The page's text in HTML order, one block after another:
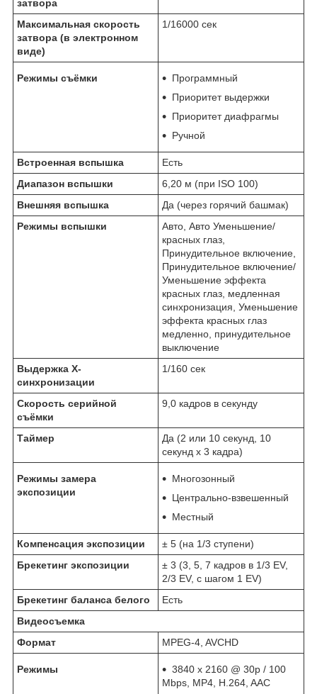
затвора
Максимальная скорость
затвора (в электронном
виде)
1/16000 сек
Режимы съёмки
Программный
Приоритет выдержки
Приоритет диафрагмы
Ручной
Встроенная вспышка
Есть
Диапазон вспышки
6,20 м (при ISO 100)
Внешняя вспышка
Да (через горячий башмак)
Режимы вспышки
Авто, Авто Уменьшение/
красных глаз,
Принудительное включение,
Принудительное включение/
Уменьшение эффекта
красных глаз, медленная
синхронизация, Уменьшение
эффекта красных глаз
медленно, принудительное
выключение
Выдержка X-
синхронизации
1/160 сек
Скорость серийной
съёмки
9,0 кадров в секунду
Таймер
Да (2 или 10 секунд, 10
секунд х 3 кадра)
Режимы замера
экспозиции
Многозонный
Центрально-взвешенный
Местный
Компенсация экспозиции
± 5 (на 1/3 ступени)
Брекетинг экспозиции
± 3 (3, 5, 7 кадров в 1/3 EV,
2/3 EV, с шагом 1 EV)
Брекетинг баланса белого
Есть
Видеосъемка
Формат
MPEG-4, AVCHD
Режимы
3840 x 2160 @ 30p / 100
Mbps, MP4, H.264, AAC